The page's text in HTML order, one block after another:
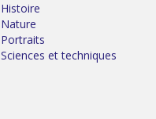
Histoire
Nature
Portraits
Sciences et techniques